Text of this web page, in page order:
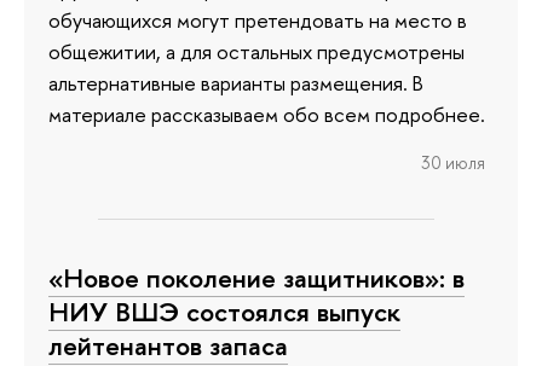
обучающихся могут претендовать на место в
общежитии, а для остальных предусмотрены
альтернативные варианты размещения. В
материале рассказываем обо всем подробнее.
30 июля
«Новое поколение защитников»: в
НИУ ВШЭ состоялся выпуск
лейтенантов запаса